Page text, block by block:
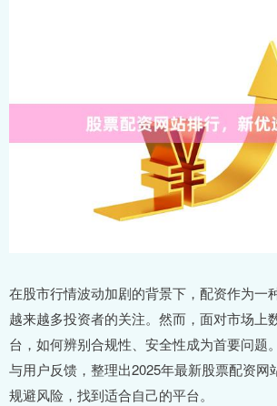
在股市行情波动加剧的背景下，配资作为一
越来越多投资者的关注。然而，面对市场上
台，如何辨别合规性、安全性成为首要问题
与用户反馈，整理出2025年最新股票配资网
规避风险，找到适合自己的平台。